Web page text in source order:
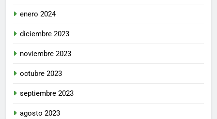
enero 2024
diciembre 2023
noviembre 2023
octubre 2023
septiembre 2023
agosto 2023